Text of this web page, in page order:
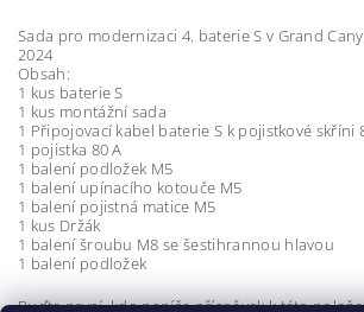
Sada pro modernizaci 4. baterie S v Grand
2024
Obsah:
1 kus baterie S
1 kus montážní sada
1 Připojovací kabel baterie S k pojistkové skříni
1 pojistka 80 A
1 balení podložek M5
1 balení upínacího kotouče M5
1 balení pojistná matice M5
1 kus Držák
1 balení šroubu M8 se šestihrannou hlavou
1 balení podložek
Buďte první, kdo napíše příspěvek k této